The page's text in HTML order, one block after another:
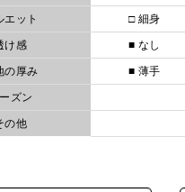
エット □ 細身
け感 ■ なし
の厚み ■ 薄手
ズン
の他